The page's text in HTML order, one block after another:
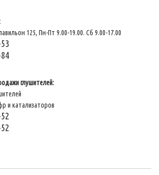
125, Пн-Пт 9.00-19.00. Сб 9.00-17.00
глушителей:
и катализаторов